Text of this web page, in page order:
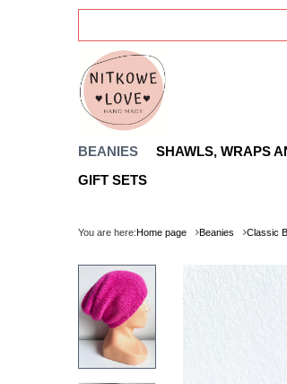
BEANIES SHAWLS, WRAPS
GIFT SETS
You are here:Home page Beanies Classic